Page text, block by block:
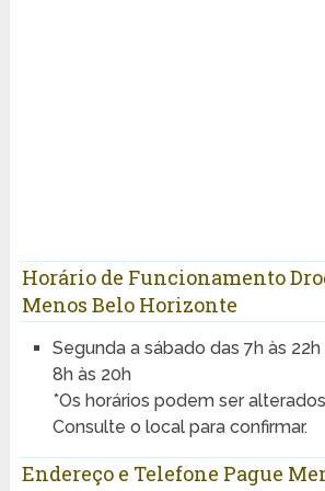
Horário de Funcionamento
Menos Belo Horizonte
Segunda a sábado das 7h às
8h às 20h
*Os horários podem ser
Consulte o local para confirmar.
Endereço e Telefone Pague